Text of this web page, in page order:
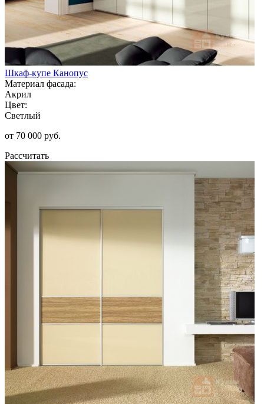
Шкаф-купе Канопус
Материал фасада:
Акрил
Цвет:
Светлый
от 70 000 руб.
Рассчитать